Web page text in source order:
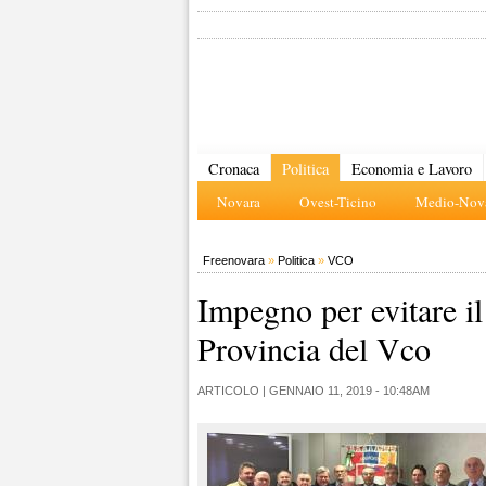
Cronaca Politica
Novara Ovest-Ticino Medio-
Economia e Lavoro
Freenovara » Politica » VCO
Impegno per evitare
Provincia del Vco
ARTICOLO | GENNAIO 11, 2019 - 10:48AM